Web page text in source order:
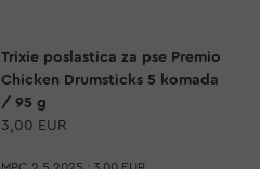
Trixie poslastica za pse Premio
Chicken Drumsticks 5 komada
/ 95 g
3,00 EUR